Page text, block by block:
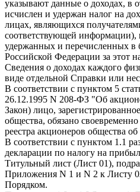
указывают данные о доходах,
исчислен и удержан налог на
лицах, являющихся
соответствующей информации),
удержанных и перечисленных
Российской Федерации за этот
Сведения о доходах каждого
виде отдельной Справки или
В соответствии с пунктом 5
26.12.1995 N 208-ФЗ "Об
Закон) лицо,
общества, обязано
реестра акционеров общества
В соответствии с пунктом 1.1
декларации по налогу на
Титульный лист (Лист 01),
Приложения N 1 и N 2 к Листу
Порядком.